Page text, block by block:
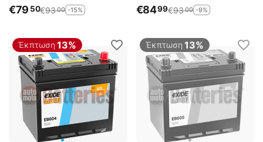
€79 50€9300 -15% €8499€9300 -9%
Έκπτωση 13% Έκπτωση 13%